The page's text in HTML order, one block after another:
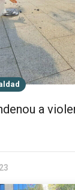
a